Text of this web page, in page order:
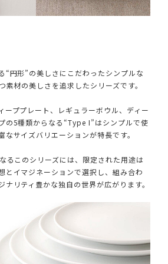
“円形”の美しさにこだわったシンプルな
素材の美しさを追求したシリーズです。
ーププレート、レギュラーボウル、ディー
の5種類からなる“Type I”はシンプルで使
なサイズバリエーションが特長です。
るこのシリーズには、限定された用途は
とイマジネーションで選択し、組み合わ
リティ豊かな独自の世界が広がります。